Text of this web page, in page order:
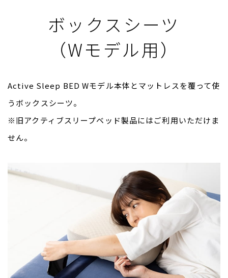
ボックスシーツ
（Wモデル用）
Active Sleep BED Wモデル本体とマットレスを覆って使
うボックスシーツ。
※旧アクティブスリープベッド製品にはご利用いただけま
せん。